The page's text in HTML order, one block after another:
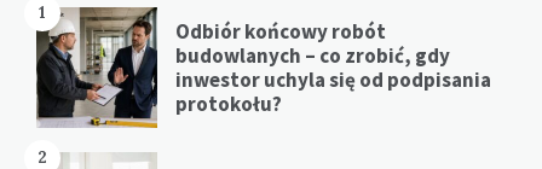
1
Odbiór końcowy robót
budowlanych – co zrobić, gdy
inwestor uchyla się od podpisania
protokołu?
2